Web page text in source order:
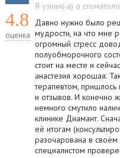
4.8
оценка
Я узнал(-а) о
Давно нужно было
мудрости, на что мне
огромный стресс
полуобморочного
стоит на месте и
анастезия хорошая.
терапевтом, пришлось
и отзывов. И конечно
немного смутило
клинике Диамант.
её итогам
разочарована в
специалистом